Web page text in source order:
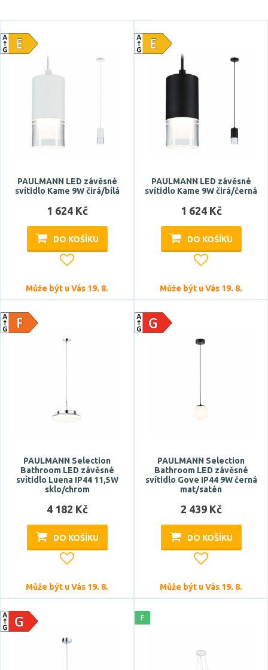
Prodloužená záruka
Značka
FARO
GLACIALTECH
PAULMANN
Celkový příkon max.
Počet světelných zdrojů
220-240V
studená bílá
teplá bílá
PAULMANN LED závěsné
svítidlo Kame 9W čirá/bílá
1 624 Kč
DO KOŠÍKU
Může být u Vás 19. 8.
PAULMANN LED závěsné
svítidlo Kame 9W čirá/černá
1 624 Kč
DO KOŠÍKU
Může být u Vás 19. 8.
PAULMANN Selection
Bathroom LED závěsné
svítidlo Luena IP44 11,5W
sklo/chrom
4 182 Kč
DO KOŠÍKU
Může být u Vás 19. 8.
PAULMANN Selection
Bathroom LED závěsné
svítidlo Gove IP44 9W černá
mat/satén
2 439 Kč
DO KOŠÍKU
Může být u Vás 19. 8.
F